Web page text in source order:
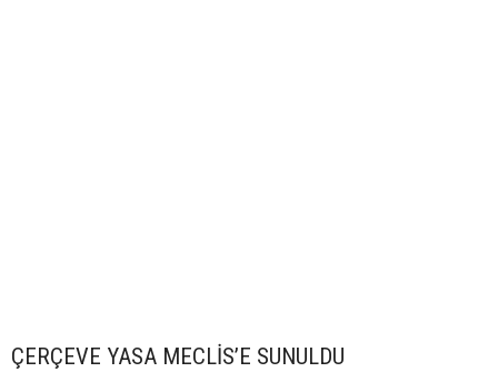
ÇERÇEVE YASA MECLİS’E SUNULDU